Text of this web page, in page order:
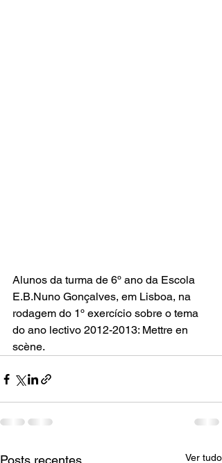
Alunos da turma de 6º ano da Escola
E.B.Nuno Gonçalves, em Lisboa, na
rodagem do 1º exercício sobre o tema
do ano lectivo 2012-2013: Mettre en
scène.
Posts recentes Ver tudo